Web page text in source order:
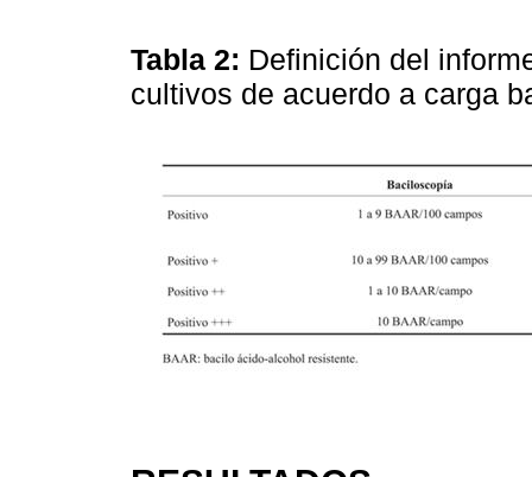
Tabla 2: Definición del
cultivos de acuerdo a carga